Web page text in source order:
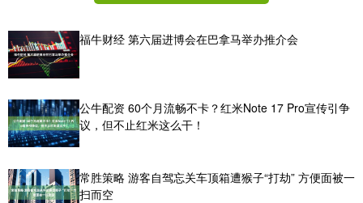
福牛财经 第六届进博会在巴拿马举办推介会
公牛配资 60个月流畅不卡？红米Note 17 Pro宣传引争
议，但不止红米这么干！
常胜策略 游客自驾忘关车顶箱遭猴子“打劫” 方便面被一
扫而空